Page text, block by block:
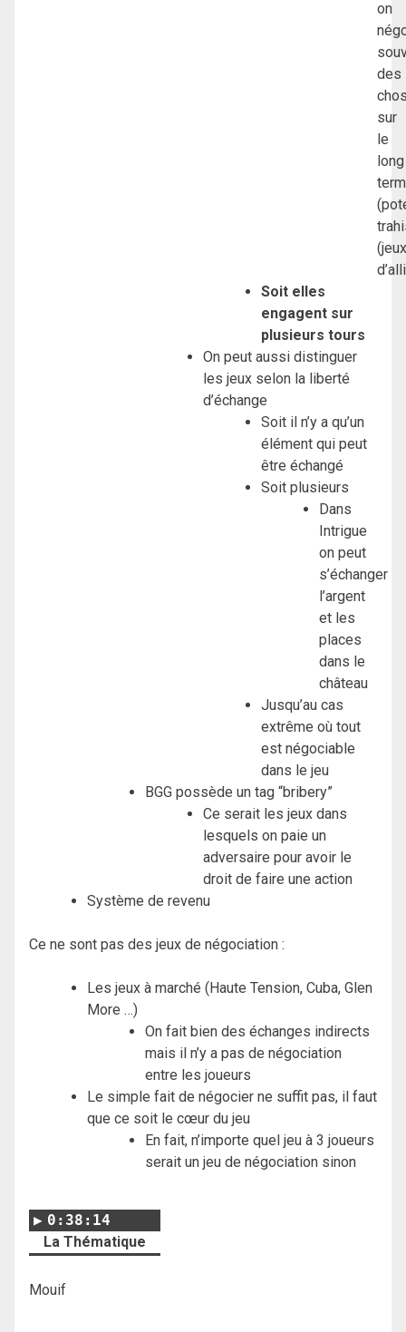
on
des
sur
le
long
(jeux
Soit elles
engagent sur
plusieurs tours
On peut aussi distinguer
les jeux selon la liberté
d’échange
Soit il n’y a qu’un
élément qui peut
être échangé
Soit plusieurs
Dans
Intrigue
on peut
s’échanger
l’argent
et les
places
dans le
château
Jusqu’au cas
extrême où tout
est négociable
dans le jeu
BGG possède un tag “bribery”
Ce serait les jeux dans
lesquels on paie un
adversaire pour avoir le
droit de faire une action
Système de revenu
Ce ne sont pas des jeux de négociation :
Les jeux à marché (Haute Tension, Cuba, Glen
More …)
On fait bien des échanges indirects
mais il n’y a pas de négociation
entre les joueurs
Le simple fait de négocier ne suffit pas, il faut
que ce soit le cœur du jeu
En fait, n’importe quel jeu à 3 joueurs
serait un jeu de négociation sinon
0:38:14
La Thématique
Mouif